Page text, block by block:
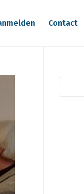
Contact